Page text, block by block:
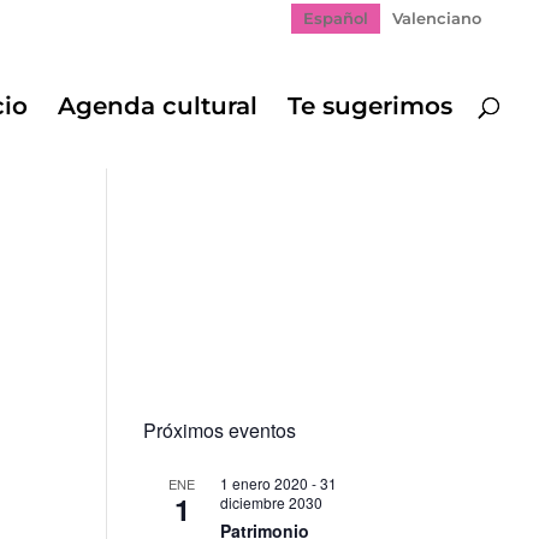
Español Valenciano
Agenda cultural Te sugerimos
Próximos eventos
ENE
1
1 enero 2020 -31
diciembre 2030
Patrimonio